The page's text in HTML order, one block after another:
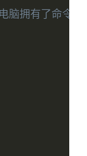
拥有了命令